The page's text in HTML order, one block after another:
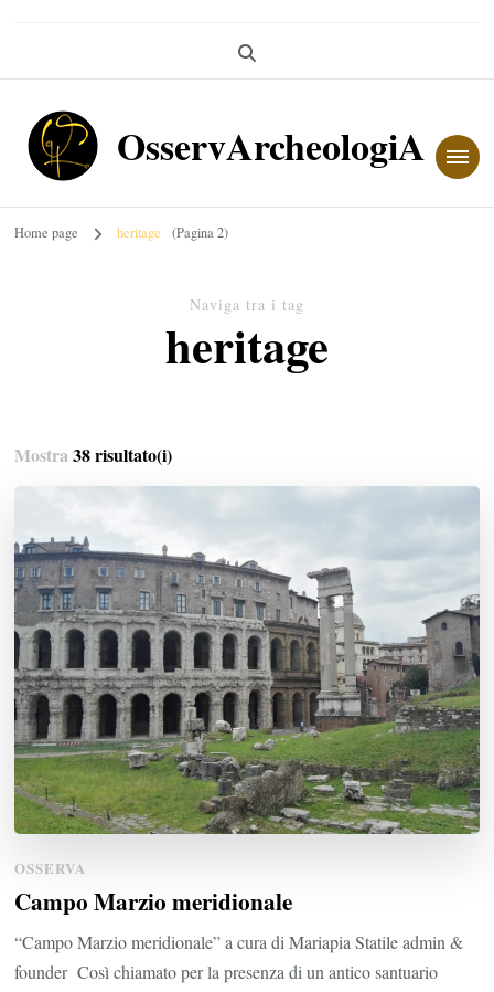
OsservArcheologiA
Home page heritage (Pagina 2)
Naviga tra i tag
heritage
Mostra38 risultato(i)
OSSERVA
Campo Marzio meridionale
“Campo Marzio meridionale” a cura di Mariapia Statile admin &
founder Così chiamato per la presenza di un antico santuario